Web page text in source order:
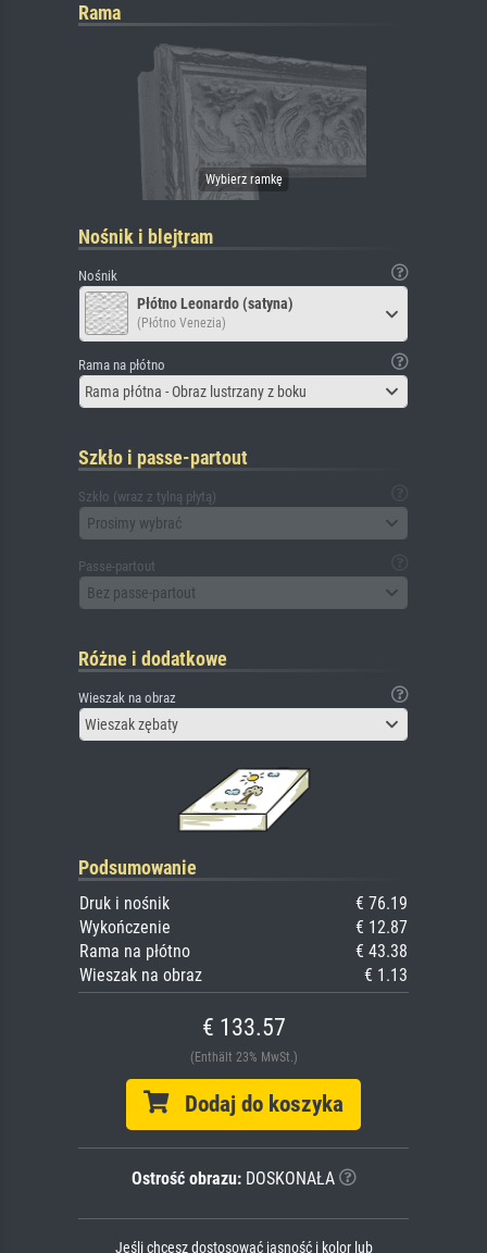
Rama
Nośnik i blejtram
Nośnik
Płótno Leonardo (satyna)
(Płótno Venezia)
Rama na płótno
Rama płótna - Obraz lustrzany z boku
Szkło i passe-partout
Szkło (wraz z tylną płytą)
Prosimy wybrać
Passe-partout
Bez passe-partout
Różne i dodatkowe
Wieszak na obraz
Wieszak zębaty
Podsumowanie
Druk i nośnik
€ 76.19
Wykończenie
€ 12.87
Rama na płótno
€ 43.38
Wieszak na obraz
€ 1.13
€ 133.57
(Enthält 23% MwSt.)
Dodaj do koszyka
Ostrość obrazu:DOSKONAŁA
Jeśli chcesz dostosować jasność i kolor lub